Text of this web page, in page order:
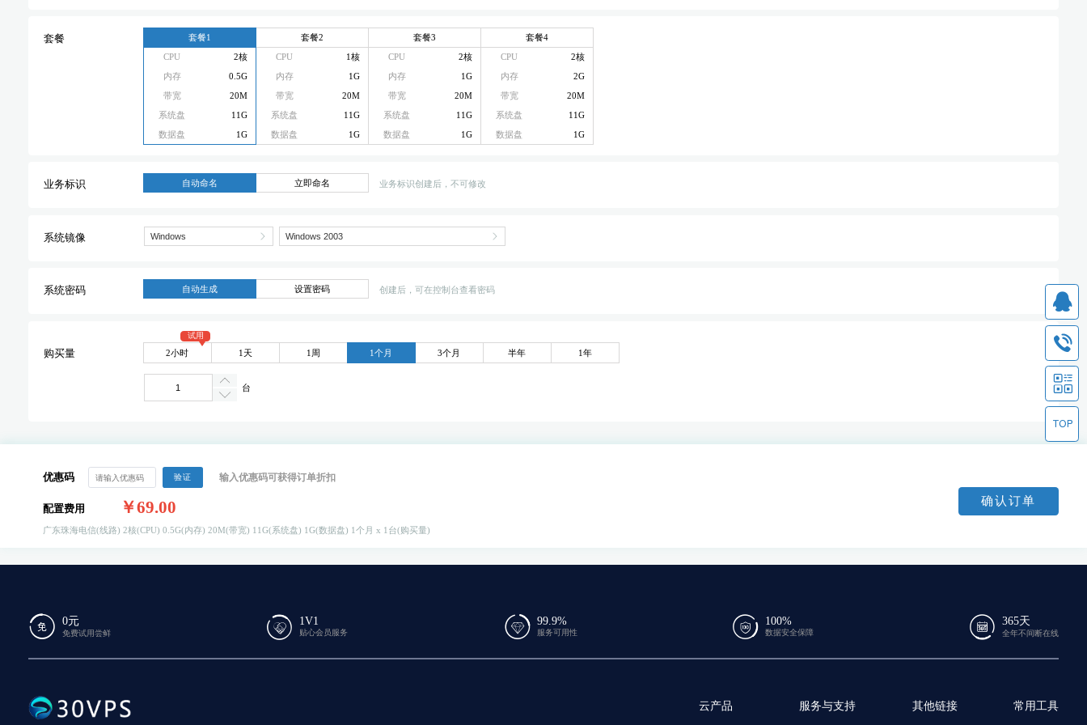
套餐 套餐1
CPU
2核
内存
0.5G
带宽
20M
系统盘
11G
数据盘
1G
套餐2
CPU
1核
内存
1G
带宽
20M
系统盘
11G
数据盘
1G
套餐3
CPU
2核
内存
1G
带宽
20M
系统盘
11G
数据盘
1G
套餐4
CPU
2核
内存
2G
带宽
20M
系统盘
11G
数据盘
1G
业务标识 自动命名 立即命名 业务标识创建后，不可修改
系统镜像
系统密码 自动生成 设置密码 创建后，可在控制台查看密码
购买量 2小时
试用
1天 1周 1个月 3个月 半年 1年
台
优惠码 验证 输入优惠码可获得订单折扣
配置费用 ￥69.00
广东珠海电信(线路) 2核(CPU) 0.5G(内存) 20M(带宽) 11G(系统盘) 1G(数据盘) 1个月 x 1台(购买量)
确认订单
0元
免费试用尝鲜
1V1
贴心会员服务
99.9%
服务可用性
100%
数据安全保障
365天
全年不间断在线
云产品 服务与支持 其他链接 常用工具